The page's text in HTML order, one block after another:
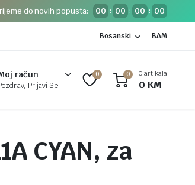
do novih popusta: 00 : 00 : 00 : 00
Bosanski BAM
račun
Prijavi Se
0 0 0 artikala
0 KM
CYAN, za